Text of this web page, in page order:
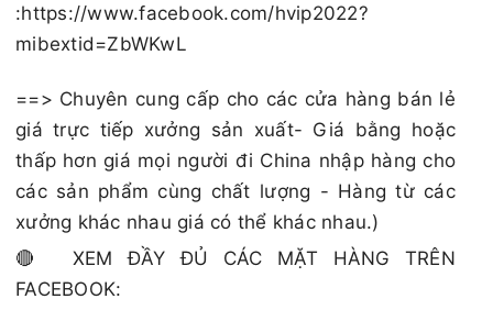
:https://www.facebook.com/hvip2022?
mibextid=ZbWKwL
==> Chuyên cung cấp cho các cửa hàng bán lẻ
giá trực tiếp xưởng sản xuất- Giá bằng hoặc
thấp hơn giá mọi người đi China nhập hàng cho
các sản phẩm cùng chất lượng - Hàng từ các
xưởng khác nhau giá có thể khác nhau.)
🔴 XEM ĐẦY ĐỦ CÁC MẶT HÀNG TRÊN
FACEBOOK: